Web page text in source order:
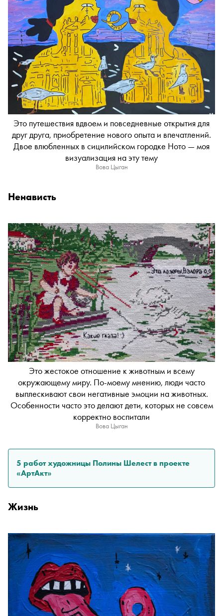
Это путешествия вдвоем и повседневные открытия для
друг друга, приобретение нового опыта и впечатлений.
Двое влюбленных в сицилийском городке Ното — моя
визуализация на эту тему
Вова Цыган
Ненависть
Это жестокое отношение к животным и всему
окружающему миру. По-моему мнению, люди часто
выплескивают свои негативные эмоции на животных.
Особенности часто это делают дети, которых не совсем
корректно воспитали
Вова Цыган
5 работ художницы Полины Шелест в проекте
«АртАкт»
Жизнь